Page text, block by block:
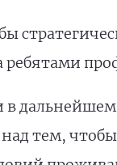
тем,